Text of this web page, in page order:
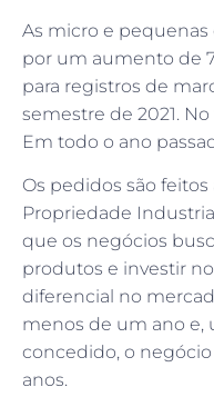
As micro e pequenas
por um aumento de
para registros de
semestre de 2021.
Em todo o ano
Os pedidos são
Propriedade
que os negócios
produtos e investir
diferencial no
menos de um ano e,
concedido, o
anos.